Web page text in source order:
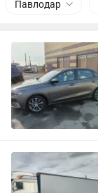
Павлодар